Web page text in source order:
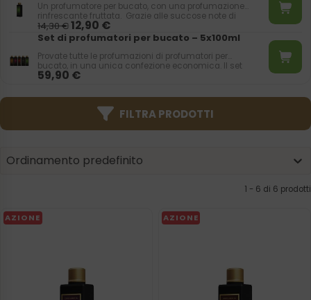
Un profumatore per bucato, con una profumazione
rinfrescante fruttata. Grazie alle succose note di
pesca e mela, lascia sulla biancheria, un aroma
energizzante.
14,30€12,90 €
Set di profumatori per bucato – 5x100ml
Provate tutte le profumazioni di profumatori per
bucato, in una unica confezione economica. Il set
contiene 5 pezzi da 100ml di profumatore per bucato
59,90 €
FILTRA PRODOTTI
Product | Sorting
Sort content
Ordinamento predefinito
Sort content
1 - 6 di 6 prodotti
AZIONE AZIONE